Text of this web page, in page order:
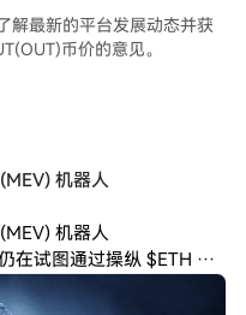
解最新的平台发展动态并获
币价的意见。
机器人
机器人
在试图通过操纵 $ETH 交
利用从攻击中获利的 770